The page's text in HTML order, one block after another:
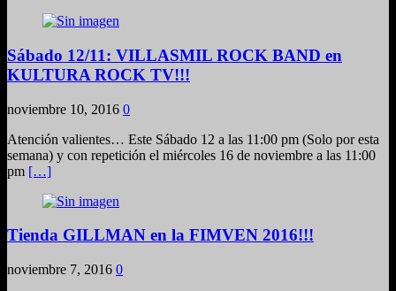
Sábado 12/11: VILLASMIL ROCK BAND en
KULTURA ROCK TV!!!
noviembre 10, 2016 0
Atención valientes… Este Sábado 12 a las 11:00 pm (Solo por esta
semana) y con repetición el miércoles 16 de noviembre a las 11:00
pm […]
Tienda GILLMAN en la FIMVEN 2016!!!
noviembre 7, 2016 0